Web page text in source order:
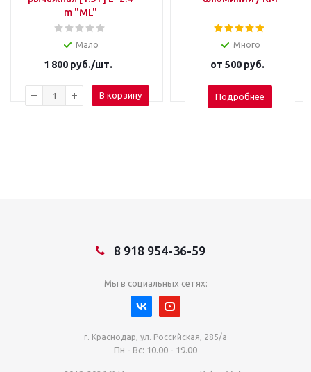
m "ML"
Мало
1 800руб./шт.
В корзину
Много
от 500 руб.
Подробнее
8 918 954-36-59
Мы в социальных сетях:
г. Краснодар, ул. Российская, 285/а
Пн - Вс: 10.00 - 19.00